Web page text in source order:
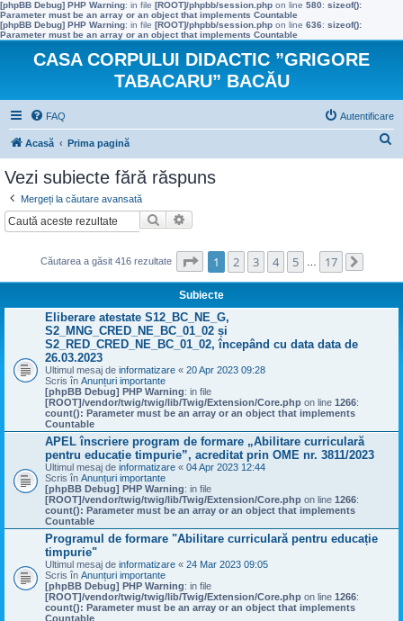
[phpBB Debug] PHP Warning: in file [ROOT]/phpbb/session.php on line 580: sizeof():
Parameter must be an array or an object that implements Countable
[phpBB Debug] PHP Warning: in file [ROOT]/phpbb/session.php on line 636: sizeof():
Parameter must be an array or an object that implements Countable
CASA CORPULUI DIDACTIC ”GRIGORE
TABACARU” BACĂU
FAQ Autentificare
Acasă Prima pagină
Vezi subiecte fără răspuns
Mergeți la căutare avansată
Căutare
Căutarea a găsit 416 rezultate Pagina1 din 17
1 2 3 4 5 17
Subiecte
Eliberare atestate S12_BC_NE_G,
S2_MNG_CRED_NE_BC_01_02 și
S2_RED_CRED_NE_BC_01_02, începând cu data data de
26.03.2023
Ultimul mesaj de informatizare « 20 Apr 2023 09:28
Scris în Anunțuri importante
[phpBB Debug] PHP Warning: in file
[ROOT]/vendor/twig/twig/lib/Twig/Extension/Core.php on line 1266:
count(): Parameter must be an array or an object that implements
Countable
APEL înscriere program de formare „Abilitare curriculară
pentru educație timpurie”, acreditat prin OME nr. 3811/2023
Ultimul mesaj de informatizare « 04 Apr 2023 12:44
Scris în Anunțuri importante
[phpBB Debug] PHP Warning: in file
[ROOT]/vendor/twig/twig/lib/Twig/Extension/Core.php on line 1266:
count(): Parameter must be an array or an object that implements
Countable
Programul de formare "Abilitare curriculară pentru educație
timpurie"
Ultimul mesaj de informatizare « 24 Mar 2023 09:05
Scris în Anunțuri importante
[phpBB Debug] PHP Warning: in file
[ROOT]/vendor/twig/twig/lib/Twig/Extension/Core.php on line 1266:
count(): Parameter must be an array or an object that implements
Countable